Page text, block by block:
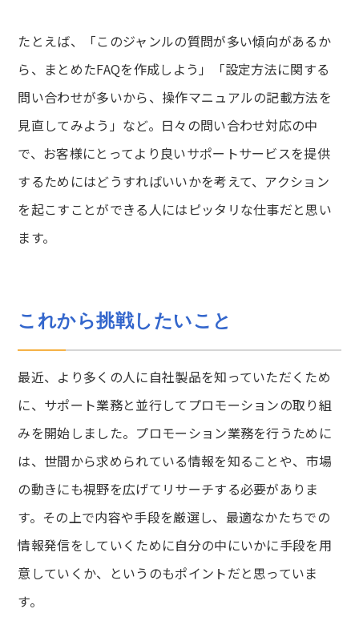
たとえば、「このジャンルの質問が多い傾向があるか
ら、まとめたFAQを作成しよう」「設定方法に関する
問い合わせが多いから、操作マニュアルの記載方法を
見直してみよう」など。日々の問い合わせ対応の中
で、お客様にとってより良いサポートサービスを提供
するためにはどうすればいいかを考えて、アクション
を起こすことができる人にはピッタリな仕事だと思い
ます。
これから挑戦したいこと
最近、より多くの人に自社製品を知っていただくため
に、サポート業務と並行してプロモーションの取り組
みを開始しました。プロモーション業務を行うために
は、世間から求められている情報を知ることや、市場
の動きにも視野を広げてリサーチする必要がありま
す。その上で内容や手段を厳選し、最適なかたちでの
情報発信をしていくために自分の中にいかに手段を用
意していくか、というのもポイントだと思っていま
す。